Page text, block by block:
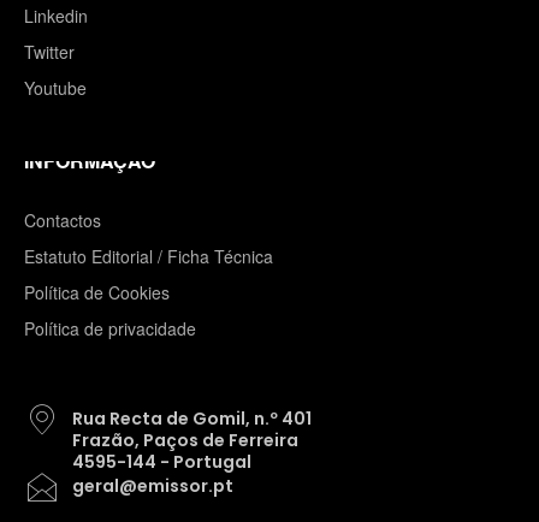
Linkedin
Twitter
Youtube
INFORMAÇÃO
Contactos
Estatuto Editorial / Ficha Técnica
Política de Cookies
Política de privacidade
Rua Recta de Gomil, n.º 401
Frazão, Paços de Ferreira
4595-144 - Portugal
geral@emissor.pt